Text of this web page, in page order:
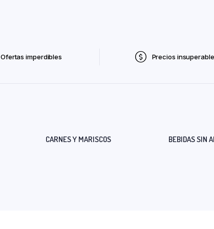
Ofertas imperdibles Precios
CARNES Y MARISCOS BEBIDAS SIN